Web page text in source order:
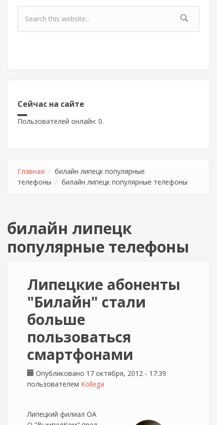
Форма поиска
Сейчас на сайте
Пользователей онлайн: 0.
Главная
билайн липецк популярные
телефоны
билайн липецк популярные телефоны
билайн липецк
популярные телефоны
Липецкие абоненты
"Билайн" стали
больше
пользоваться
смартфонами
Опубликовано 17 октября, 2012 - 17:39
пользователем Kollega
Липецкий филиал ОА